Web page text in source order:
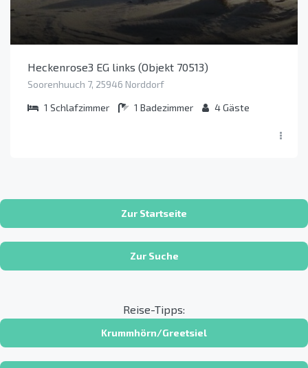
Heckenrose3 EG links (Objekt 70513)
Soorenhuuch 7, 25946 Norddorf
1 Schlafzimmer 1 Badezimmer 4Gäste
Zur Startseite
Zur Suche
Reise-Tipps:
Krummhörn/Greetsiel